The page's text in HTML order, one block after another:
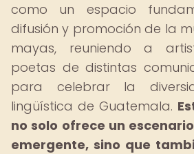
como un espacio
difusión y promoción de la
mayas, reuniendo a
poetas de distintas
para celebrar la
lingüística de Guatemala.
no solo ofrece un
emergente, sino que